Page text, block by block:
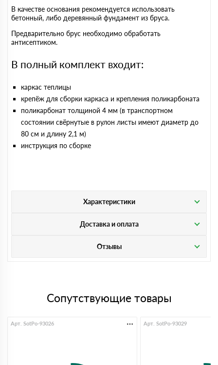
В качестве основания рекомендуется использовать
бетонный, либо деревянный фундамент из бруса.
Предварительно брус необходимо обработать
антисептиком.
В полный комплект входит:
каркас теплицы
крепёж для сборки каркаса и крепления поликарбоната
поликарбонат толщиной 4 мм (в транспортном
состоянии свёрнутые в рулон листы имеют диаметр до
80 см и длину 2,1 м)
инструкция по сборке
Характеристики
Доставка и оплата
Отзывы
Сопутствующие товары
Арт. SotPo-93026 Арт. SotPo-93029